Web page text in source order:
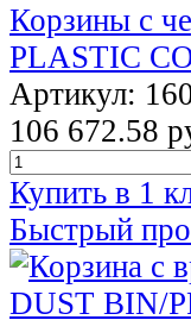
Корзины с
PLASTIC
Артикул:
106 672.58
Купить в 1
Быстрый